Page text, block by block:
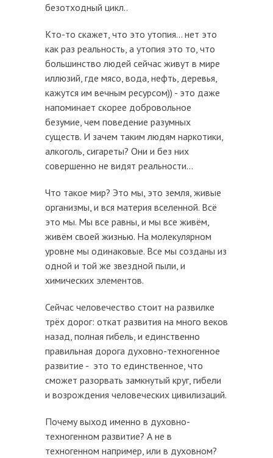
безотходный цикл..
Кто-то скажет, что это утопия... нет это
как раз реальность, а утопия это то, что
большинство людей сейчас живут в мире
иллюзий, где мясо, вода, нефть, деревья,
кажутся им вечным ресурсом)) - это даже
напоминает скорее добровольное
безумие, чем поведение разумных
существ. И зачем таким людям наркотики,
алкоголь, сигареты? Они и без них
совершенно не видят реальности...
Что такое мир? Это мы, это земля, живые
организмы, и вся материя вселенной. Всё
это мы. Мы все равны, и мы все живём,
живём своей жизнью. На молекулярном
уровне мы одинаковые. Все мы созданы из
одной и той же звездной пыли, и
химических элементов.
Сейчас человечество стоит на развилке
трёх дорог: откат развития на много веков
назад, полная гибель, и единственно
правильная дорога духовно-техногенное
развитие - это то единственное, что
сможет разорвать замкнутый круг, гибели
и возрождения человеческих цивилизаций.
Почему выход именно в духовно-
техногенном развитие? А не в
техногенном например, или в духовном?